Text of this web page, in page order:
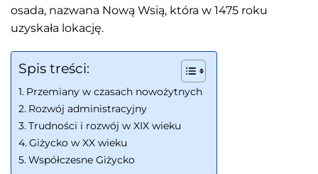
osada, nazwana Nową Wsią, która w 1475 roku
uzyskała lokację.
Spis treści:
Przemiany w czasach nowożytnych
Rozwój administracyjny
Trudności i rozwój w XIX wieku
Giżycko w XX wieku
Współczesne Giżycko